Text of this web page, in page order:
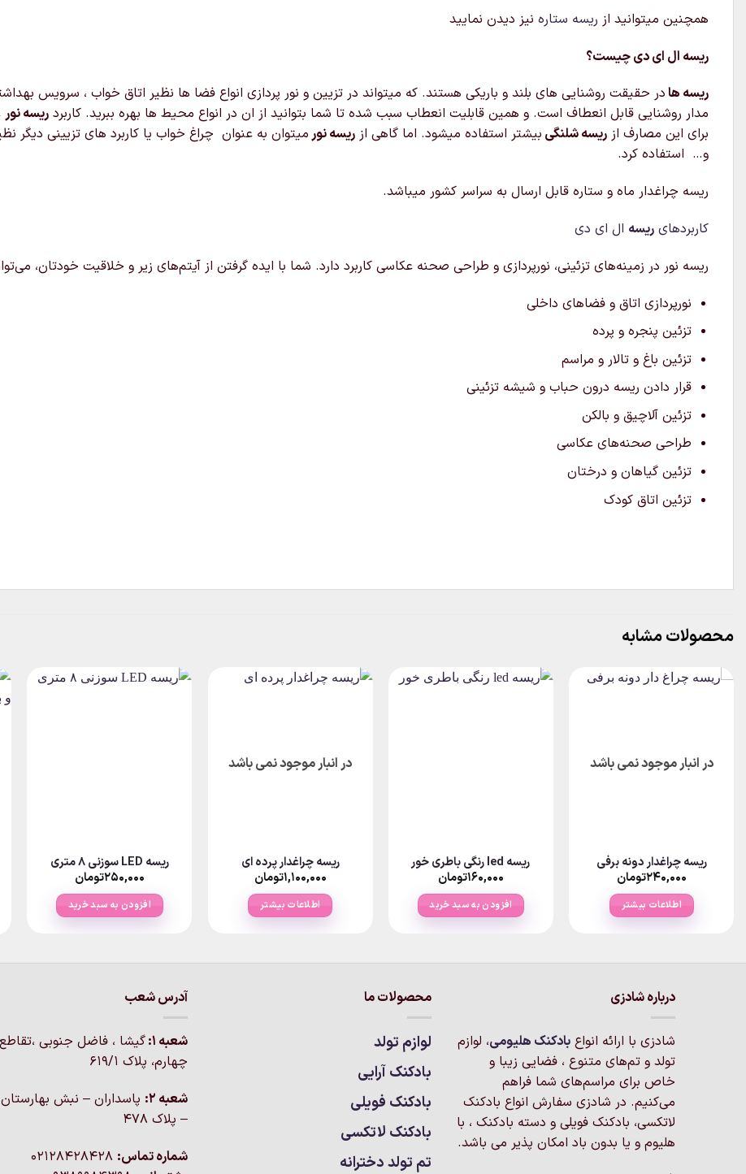
همچنین میتوانید از ریسه ستاره نیز دیدن نمایید
ریسه ال ای دی چیست؟
ریسه هادر حقیقت روشنایی های بلند و باریکی هستند. که میتواند در تزیین و نور پردازی انواع فضا ها نظیر اتاق خواب ، سرویس
مدار روشنایی قابل انعطاف است. و همین قابلیت انعطاب سبب شده تا شما بتوانید از ان در انواع محیط ها بهره ببرید. کاربرد ریسه نور
برای این مصارف از ریسه شلنگی بیشتر استفاده میشود. اما گاهی از ریسه نورمیتوان به عنوان چراغ خواب یا کاربرد های تزیینی
و… استفاده کرد.
ریسه چراغدار ماه و ستاره قابل ارسال به سراسر کشور میباشد.
کاربردهای ریسه ال ای دی
ریسه نور در زمینه‌های تزئینی، نورپردازی و طراحی صحنه عکاسی کاربرد دارد. شما با ایده گرفتن از آیتم‌های زیر و خلاقیت خودتان،
نورپردازی اتاق و فضاهای داخلی
تزئین پنجره و پرده
تزئین باغ و تالار و مراسم
قرار دادن ریسه درون حباب و شیشه تزئینی
تزئین آلاچیق و بالکن
طراحی صحنه‌های عکاسی
تزئین گیاهان و درختان
تزئین اتاق کودک
محصولات مشابه
در انبار موجود نمی باشد
ریسه چراغدار دونه برفی
۲۴۰,۰۰۰تومان
اطلاعات بیشتر
ریسه led رنگی باطری خور
۱۶۰,۰۰۰تومان
افزودن به سبد خرید
در انبار موجود نمی باشد
ریسه چراغدار پرده ای
۱,۱۰۰,۰۰۰تومان
اطلاعات بیشتر
ریسه LED سوزنی ۸ متری
۲۵۰,۰۰۰تومان
افزودن به سبد خرید
درباره شادزی
شادزی با ارائه انواع بادکنک‌ هلیومی، لوازم
تولد و تم‌های متنوع ، فضایی زیبا و
خاص برای مراسم‌های شما فراهم
می‌کنیم. در شادزی سفارش انواع بادکنک
لاتکسی، بادکنک فویلی و دسته بادکنک ، با
هلیوم و یا بدون باد امکان پذیر می باشد.
محصولات ما
لوازم تولد
بادکنک آرایی
بادکنک فویلی
بادکنک لاتکسی
تم تولد دخترانه
آدرس شعب
شعبه 1:
گيشا ، فاضل جنوبی ،تقاطع
چهارم، پلاک 619/1
شعبه 2:
پاسداران – نبش
– پلاک ۴۷۸
شماره تماس: